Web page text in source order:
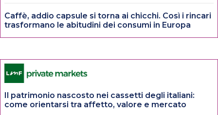
Caffè, addio capsule si torna ai chicchi. Così i rincari
trasformano le abitudini dei consumi in Europa
Il patrimonio nascosto nei cassetti degli italiani:
come orientarsi tra affetto, valore e mercato